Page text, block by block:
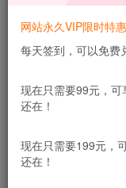
更
本站所有内容来自
网站永久VIP限时特惠
每天签到，可以免费
现在只需要99元，
还在！
现在只需要199元，
还在！